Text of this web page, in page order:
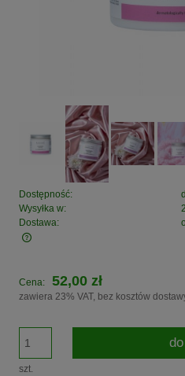
Dostępność:
Wysyłka w:
Dostawa:
Cena nie zawiera ewentualnych
Cena: 52,00 zł
zawiera 23% VAT, bez kosztów
szt.